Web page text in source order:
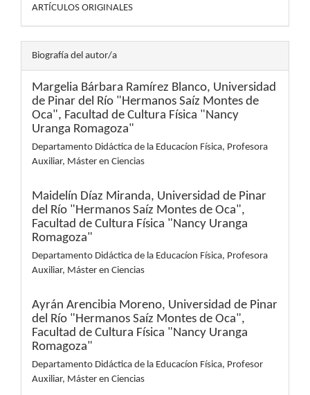
ARTÍCULOS ORIGINALES
Biografía del autor/a
Margelia Bárbara Ramírez Blanco, Universidad
de Pinar del Río "Hermanos Saíz Montes de
Oca", Facultad de Cultura Física "Nancy
Uranga Romagoza"
Departamento Didáctica de la Educacíon Física, Profesora
Auxiliar, Máster en Ciencias
Maidelín Díaz Miranda, Universidad de Pinar
del Río "Hermanos Saíz Montes de Oca",
Facultad de Cultura Física "Nancy Uranga
Romagoza"
Departamento Didáctica de la Educacíon Física, Profesora
Auxiliar, Máster en Ciencias
Ayrán Arencibia Moreno, Universidad de Pinar
del Río "Hermanos Saíz Montes de Oca",
Facultad de Cultura Física "Nancy Uranga
Romagoza"
Departamento Didáctica de la Educacíon Física, Profesor
Auxiliar, Máster en Ciencias